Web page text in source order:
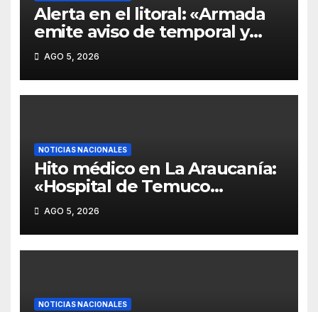
Alerta en el litoral: «Armada
emite aviso de temporal y
ordena vigilar balsa
Nehuentué por ráfagas de 80
km/h en el borde costero».
AGO 5, 2026
NOTICIAS NACIONALES
Hito médico en La Araucanía:
«Hospital de Temuco
inaugura centro integral
pionero para niños con
malformaciones complejas
de todo el sur de Chile».
AGO 5, 2026
NOTICIAS NACIONALES